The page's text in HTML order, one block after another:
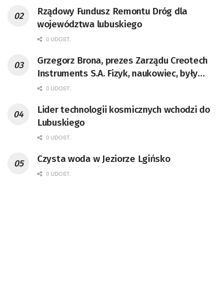
Rządowy Fundusz Remontu Dróg dla
województwa lubuskiego
0 UDOST.
Grzegorz Brona, prezes Zarządu Creotech
Instruments S.A. Fizyk, naukowiec, były
pracownik CERN w Genewie,
doktor habilitowany nauk fizycznych,
koordynator Rady Sektorowej ds.
Kompetencji Przemysłu Lotniczo-
Badań Kosmicznych i Satelitarnych PAN.
0 UDOST.
Lider technologii kosmicznych wchodzi do
Lubuskiego
0 UDOST.
Czysta woda w Jeziorze Lgińsko
0 UDOST.